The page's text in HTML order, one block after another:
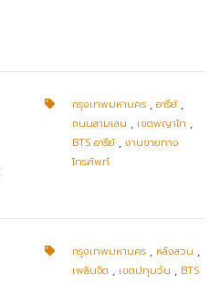
กรุงเทพมหานคร ,อารีย์,
ถนนสามเสน , เขตพญาไท ,
BTS อารีย์,งานขายทาง
โทรศัพท์
กรุงเทพมหานคร , หลังสวน ,
เพลินจิต , เขตปทุมวัน , BTS